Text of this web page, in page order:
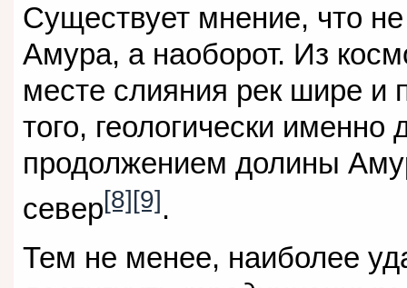
Существует мнение, что
Амура, а наоборот. Из
месте слияния рек шире и
того, геологически именно
продолжением долины
север[8][9].
Тем не менее, наиболее